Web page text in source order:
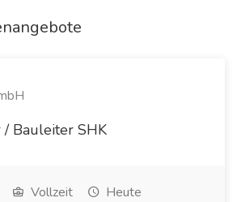
Bauleiter SHK
Vollzeit Heute